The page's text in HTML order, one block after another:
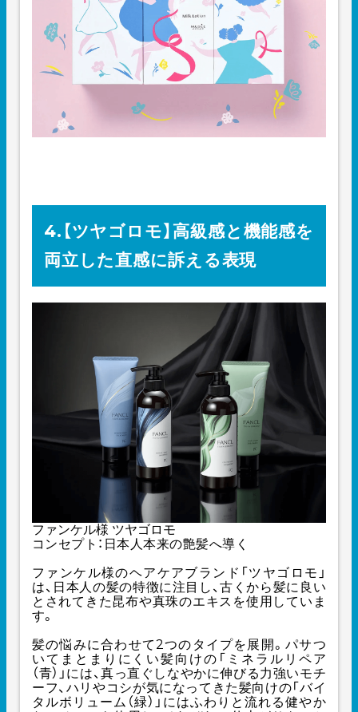
4.【ツヤゴロモ】高級感と機能感を
両立した直感に訴える表現
ファンケル様 ツヤゴロモ
コンセプト：日本人本来の艶髪へ導く
ファンケル様のヘアケアブランド「ツヤゴロモ」
は、日本人の髪の特徴に注目し、古くから髪に良い
とされてきた昆布や真珠のエキスを使用していま
す。
髪の悩みに合わせて2つのタイプを展開。パサつ
いてまとまりにくい髪向けの「ミネラルリペア
（青）」には、真っ直ぐしなやかに伸びる力強いモチ
ーフ、ハリやコシが気になってきた髪向けの「バイ
タルボリューム（緑）」にはふわりと流れる健やか